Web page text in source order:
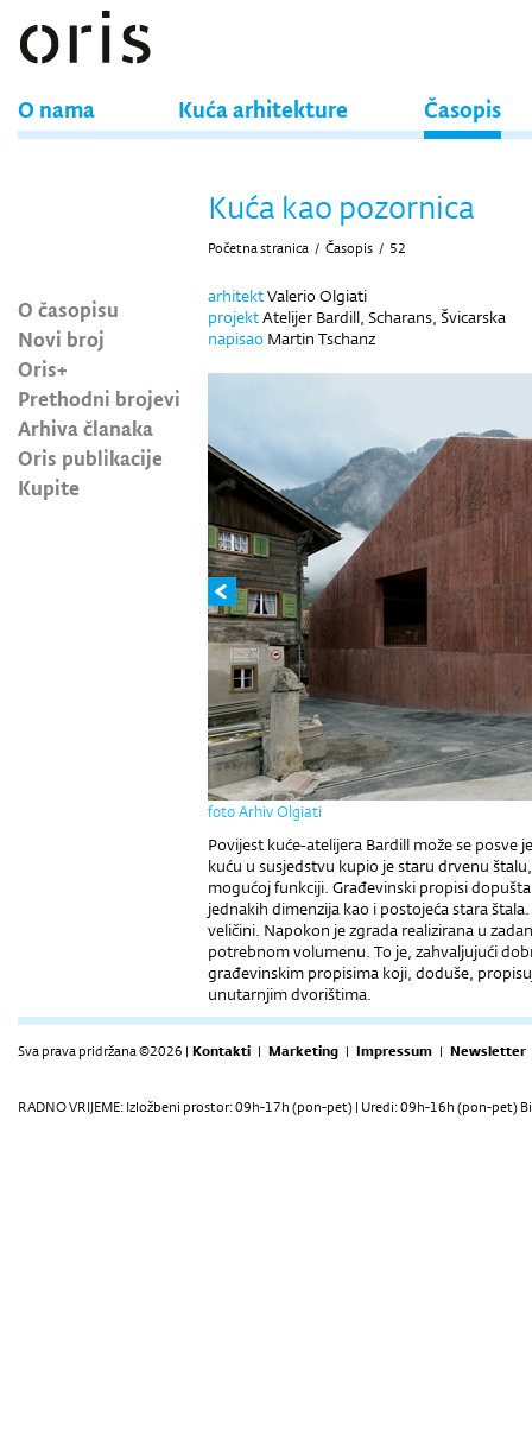
O nama Kuća arhitekture Časopis
O časopisu
Novi broj
Oris+
Prethodni brojevi
Arhiva članaka
Oris publikacije
Kupite
Kuća kao pozornica
Početna stranica / Časopis / 52
arhitektValerio Olgiati
projektAtelijer Bardill, Scharans, Švicarska
napisao Martin Tschanz
foto Arhiv Olgiati
Povijest kuće-atelijera Bardill može se
kuću u susjedstvu kupio je staru drvenu
mogućoj funkciji. Građevinski propisi
jednakih dimenzija kao i postojeća stara
veličini. Napokon je zgrada realizirana u
potrebnom volumenu. To je, zahvaljujući
građevinskim propisima koji, doduše,
unutarnjim dvorištima.
Sva prava pridržana ©2026 | Kontakti | Marketing | Impressum | Newsletter
RADNO VRIJEME: Izložbeni prostor: 09h-17h (pon-pet) | Uredi: 09h-16h (pon-pet)